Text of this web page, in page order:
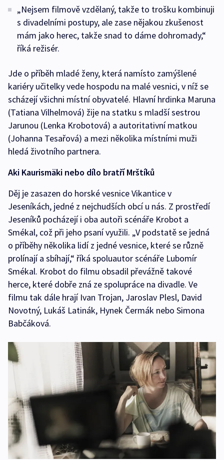
„Nejsem filmově vzdělaný, takže to trošku kombinuji
s divadelními postupy, ale zase nějakou zkušenost
mám jako herec, takže snad to dáme dohromady,“
říká režisér.
Jde o příběh mladé ženy, která namísto zamýšlené
kariéry učitelky vede hospodu na malé vesnici, v níž se
scházejí všichni místní obyvatelé. Hlavní hrdinka Maruna
(Tatiana Vilhelmová) žije na statku s mladší sestrou
Jarunou (Lenka Krobotová) a autoritativní matkou
(Johanna Tesařová) a mezi několika místními muži
hledá životního partnera.
Aki Kaurismäki nebo dílo bratří Mrštíků
Děj je zasazen do horské vesnice Vikantice v
Jeseníkách, jedné z nejchudších obcí u nás. Z prostředí
Jeseníků pocházejí i oba autoři scénáře Krobot a
Smékal, což při jeho psaní využili. „V podstatě se jedná
o příběhy několika lidí z jedné vesnice, které se různě
prolínají a sbíhají,“ říká spoluautor scénáře Lubomír
Smékal. Krobot do filmu obsadil převážně takové
herce, které dobře zná ze spolupráce na divadle. Ve
filmu tak dále hrají Ivan Trojan, Jaroslav Plesl, David
Novotný, Lukáš Latinák, Hynek Čermák nebo Simona
Babčáková.